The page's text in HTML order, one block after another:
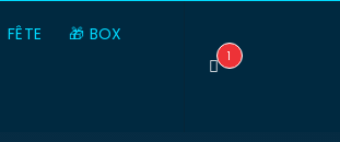
FÊTE 🎁 BOX
1